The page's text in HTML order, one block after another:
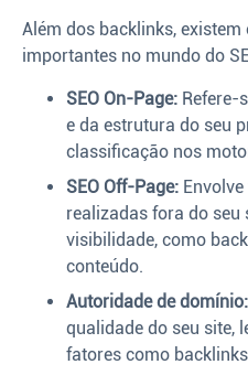
Além dos backlinks,
importantes no mundo do
SEO On-Page: Refere-
e da estrutura do seu
classificação nos
SEO Off-Page:
realizadas fora do seu
visibilidade, como
conteúdo.
Autoridade de domínio:
qualidade do seu site,
fatores como